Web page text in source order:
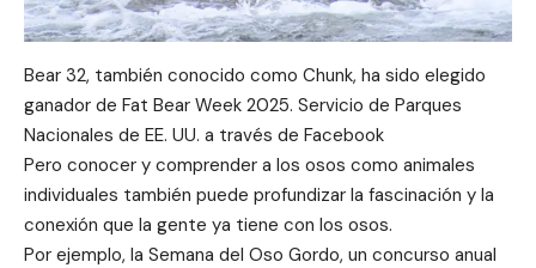
Bear 32, también conocido como Chunk, ha sido elegido
ganador de Fat Bear Week 2025. Servicio de Parques
Nacionales de EE. UU. a través de Facebook
Pero conocer y comprender a los osos como animales
individuales también puede profundizar la fascinación y la
conexión que la gente ya tiene con los osos.
Por ejemplo, la Semana del Oso Gordo, un concurso anual